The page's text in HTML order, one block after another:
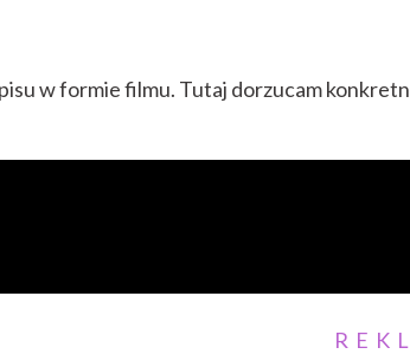
w formie filmu. Tutaj dorzucam